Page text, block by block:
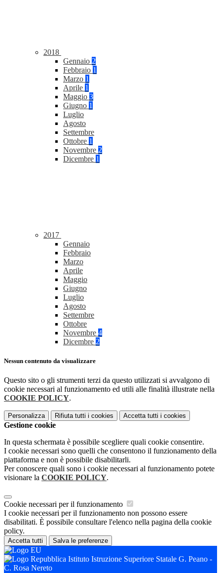
2018
Gennaio 2
Febbraio 1
Marzo 1
Aprile 1
Maggio 3
Giugno 1
Luglio
Agosto
Settembre
Ottobre 1
Novembre 2
Dicembre 1
2017
Gennaio
Febbraio
Marzo
Aprile
Maggio
Giugno
Luglio
Agosto
Settembre
Ottobre
Novembre 4
Dicembre 2
Nessun contenuto da visualizzare
Questo sito o gli strumenti terzi da questo utilizzati si avvalgono di
cookie necessari al funzionamento ed utili alle finalità illustrate nella
COOKIE POLICY.
Personalizza Rifiuta tutti i cookies Accetta tutti i cookies
Gestione cookie
In questa schermata è possibile scegliere quali cookie consentire.
I cookie necessari sono quelli che consentono il funzionamento della
piattaforma e non è possibile disabilitarli.
Per conoscere quali sono i cookie necessari al funzionamento potete
visionare la COOKIE POLICY.
Cookie necessari per il funzionamento
I cookie necessari per il funzionamento non possono essere
disabilitati. È possibile consultare l'elenco nella pagina della cookie
policy.
Accetta tutti Salva le preferenze
Istituto Istruzione Superiore Statale G. Peano -
C. Rosa Nereto